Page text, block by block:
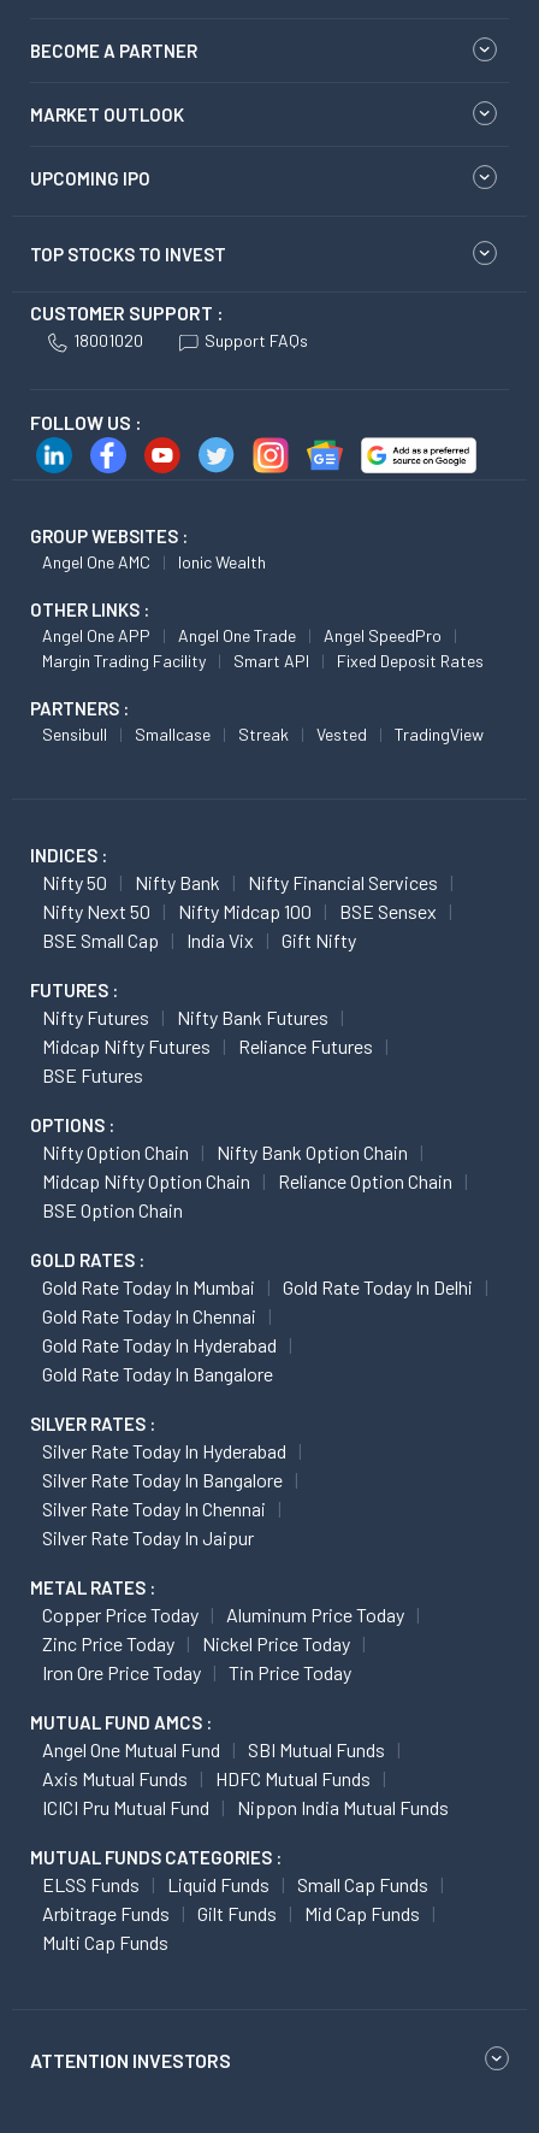
BECOME A PARTNER
MARKET OUTLOOK
UPCOMING IPO
TOP STOCKS TO INVEST
CUSTOMER SUPPORT :
18001020 Support FAQs
FOLLOW US :
GROUP WEBSITES :
Angel One AMC Ionic Wealth
OTHER LINKS :
Angel One APP Angel One Trade
Angel SpeedPro
Margin Trading Facility
Smart API Fixed Deposit Rates
PARTNERS :
Sensibull Smallcase Streak Vested TradingView
INDICES :
Nifty 50 Nifty Bank
Nifty Financial Services
Nifty Next 50
Nifty Midcap 100
BSE Sensex
BSE Small Cap
India Vix Gift Nifty
FUTURES :
Nifty Futures
Nifty Bank Futures
Midcap Nifty Futures
Reliance Futures
BSE Futures
OPTIONS :
Nifty Option Chain
Nifty Bank Option Chain
Midcap Nifty Option Chain
Reliance Option Chain
BSE Option Chain
GOLD RATES :
Gold Rate Today In Mumbai
Gold Rate Today In Delhi
Gold Rate Today In Chennai
Gold Rate Today In Hyderabad
Gold Rate Today In Bangalore
SILVER RATES :
Silver Rate Today In Hyderabad
Silver Rate Today In Bangalore
Silver Rate Today In Chennai
Silver Rate Today In Jaipur
METAL RATES :
Copper Price Today
Aluminum Price Today
Zinc Price Today
Nickel Price Today
Iron Ore Price Today
Tin Price Today
MUTUAL FUND AMCS :
Angel One Mutual Fund
SBI Mutual Funds
Axis Mutual Funds
HDFC Mutual Funds
ICICI Pru Mutual Fund
Nippon India Mutual Funds
MUTUAL FUNDS CATEGORIES :
ELSS Funds Liquid Funds
Small Cap Funds
Arbitrage Funds
Gilt Funds
Mid Cap Funds
Multi Cap Funds
ATTENTION INVESTORS